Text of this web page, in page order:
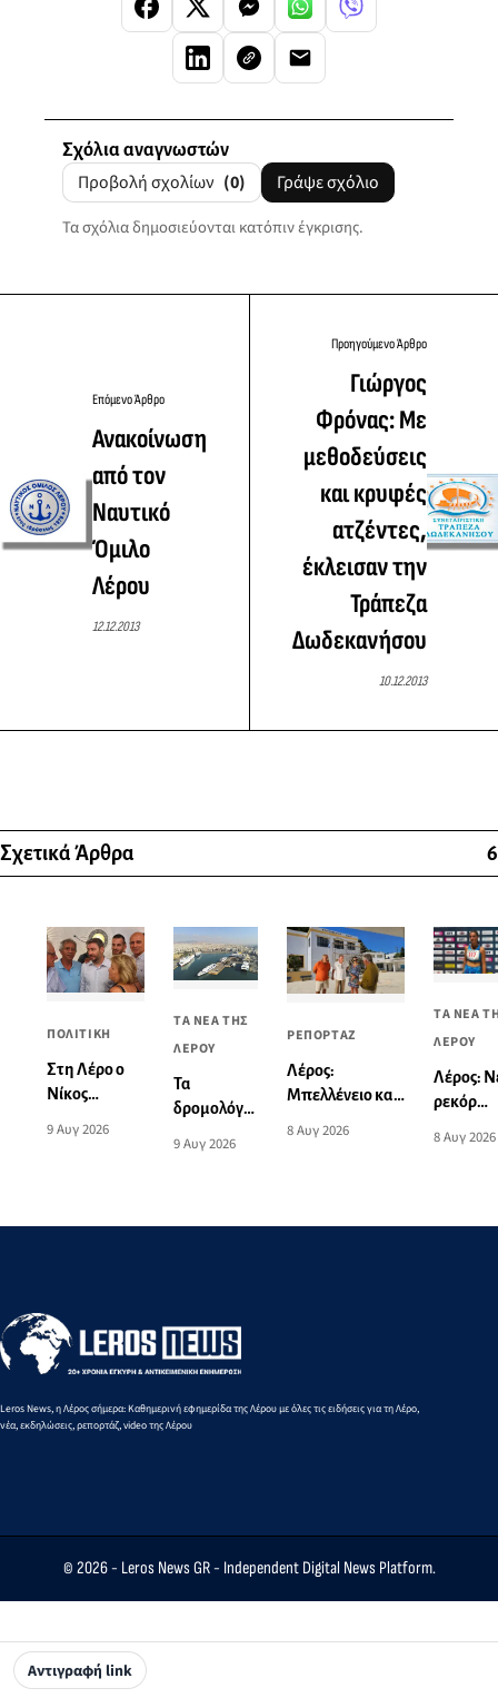
Σχόλια αναγνωστών
Προβολή σχολίων (0) Γράψε σχόλιο
Τα σχόλια δημοσιεύονται κατόπιν έγκρισης.
Επόμενο Άρθρο
Ανακοίνωση
από τον
Ναυτικό
Όμιλο
Λέρου
12.12.2013
Προηγούμενο Άρθρο
Γιώργος
Φρόνας: Με
μεθοδεύσεις
και κρυφές
ατζέντες,
έκλεισαν την
Τράπεζα
Δωδεκανήσου
10.12.2013
Σχετικά Άρθρα 6
ΠΟΛΙΤΙΚΗ
Στη Λέρο ο
Νίκος
- Συνάντηση
9 Αυγ 2026
ΤΑ ΝΕΑ ΤΗΣ
ΛΕΡΟΥ
Τα
δρομολόγια
και προς
16
9 Αυγ 2026
ΡΕΠΟΡΤΑΖ
Λέρος:
Μπελλένειο και
αλλάζουν όψη
8 Αυγ 2026
ΤΑ ΝΕΑ
ΛΕΡΟΥ
Λέρος:
ρεκόρ
Αιγαίου
Μαρία
8 Αυγ 2026
Αντιγραφή link
Leros News, η Λέρος σήμερα: Καθημερινή εφημερίδα της Λέρου με όλες τις ειδήσεις για τη Λέρο,
νέα, εκδηλώσεις, ρεπορτάζ, video της Λέρου
© 2026 - Leros News GR- Independent Digital News Platform.